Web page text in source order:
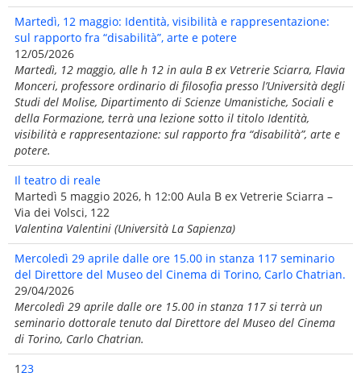
Martedì, 12 maggio: Identità, visibilità e rappresentazione:
sul rapporto fra “disabilità”, arte e potere
12/05/2026
Martedì, 12 maggio, alle h 12 in aula B ex Vetrerie Sciarra, Flavia
Monceri, professore ordinario di filosofia presso l’Università degli
Studi del Molise, Dipartimento di Scienze Umanistiche, Sociali e
della Formazione, terrà una lezione sotto il titolo Identità,
visibilità e rappresentazione: sul rapporto fra “disabilità”, arte e
potere.
Il teatro di reale
Martedì 5 maggio 2026, h 12:00 Aula B ex Vetrerie Sciarra –
Via dei Volsci, 122
Valentina Valentini (Università La Sapienza)
Mercoledì 29 aprile dalle ore 15.00 in stanza 117 seminario
del Direttore del Museo del Cinema di Torino, Carlo Chatrian.
29/04/2026
Mercoledì 29 aprile dalle ore 15.00 in stanza 117 si terrà un
seminario dottorale tenuto dal Direttore del Museo del Cinema
di Torino, Carlo Chatrian.
123